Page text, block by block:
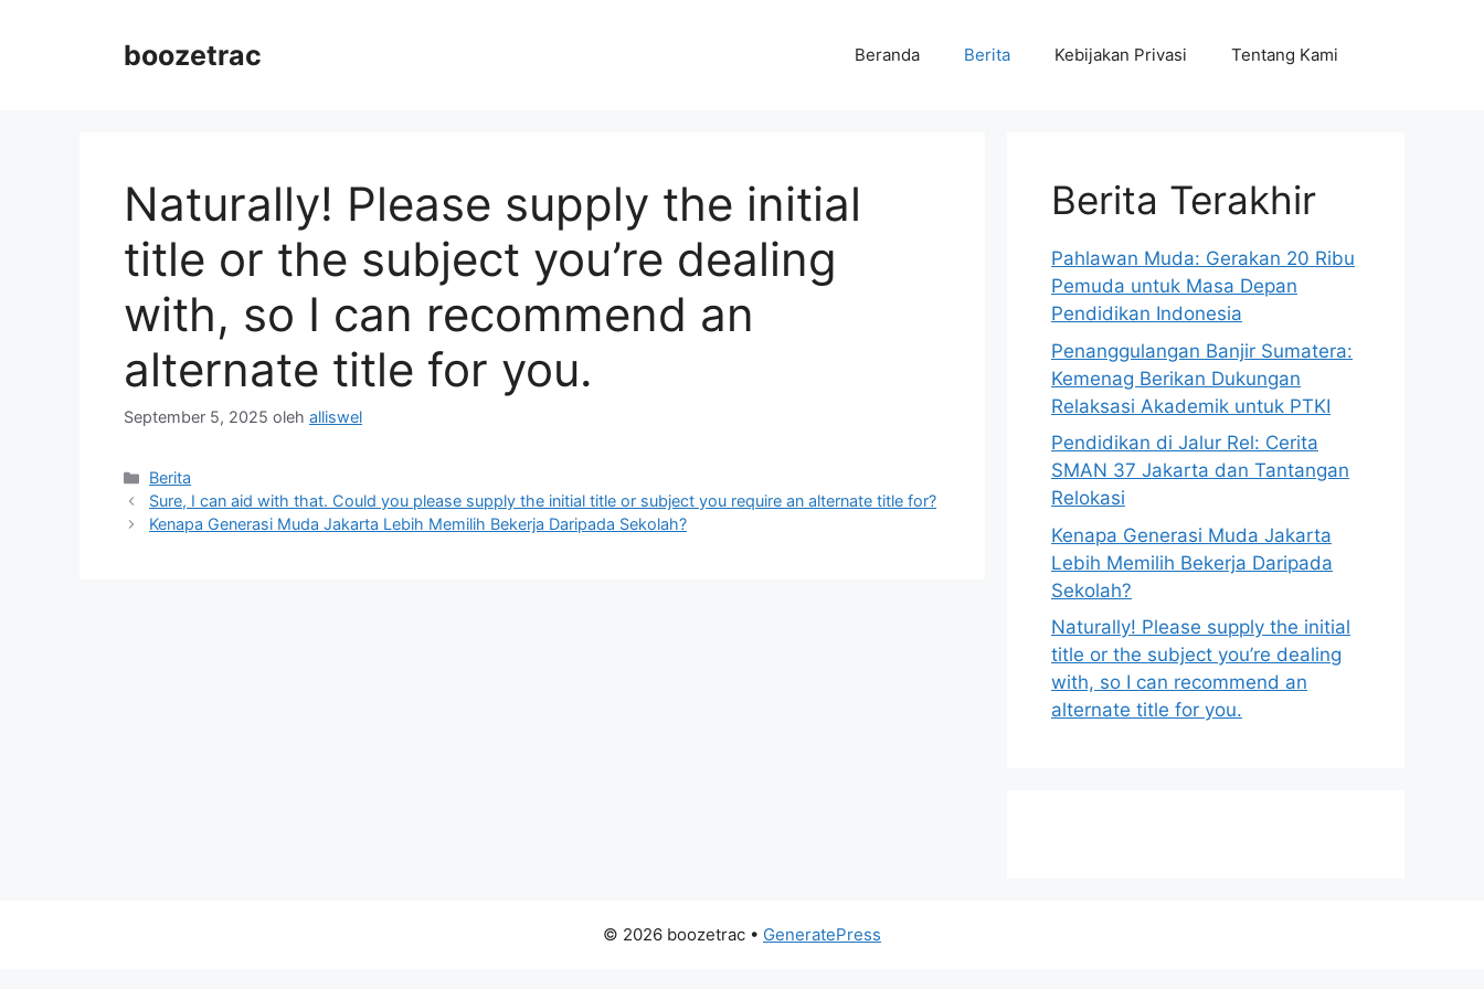
boozetrac Beranda Berita Kebijakan Privasi Tentang Kami
Naturally! Please supply the initial
title or the subject you’re dealing
with, so I can recommend an
alternate title for you.
September 5, 2025 oleh alliswel
Kategori
Berita
Sure, I can aid with that. Could you please supply the initial title or subject you require an alternate title for?
Kenapa Generasi Muda Jakarta Lebih Memilih Bekerja Daripada Sekolah?
Berita Terakhir
Pahlawan Muda: Gerakan 20 Ribu
Pemuda untuk Masa Depan
Pendidikan Indonesia
Penanggulangan Banjir Sumatera:
Kemenag Berikan Dukungan
Relaksasi Akademik untuk PTKI
Pendidikan di Jalur Rel: Cerita
SMAN 37 Jakarta dan Tantangan
Relokasi
Kenapa Generasi Muda Jakarta
Lebih Memilih Bekerja Daripada
Sekolah?
Naturally! Please supply the initial
title or the subject you’re dealing
with, so I can recommend an
alternate title for you.
© 2026 boozetrac • GeneratePress